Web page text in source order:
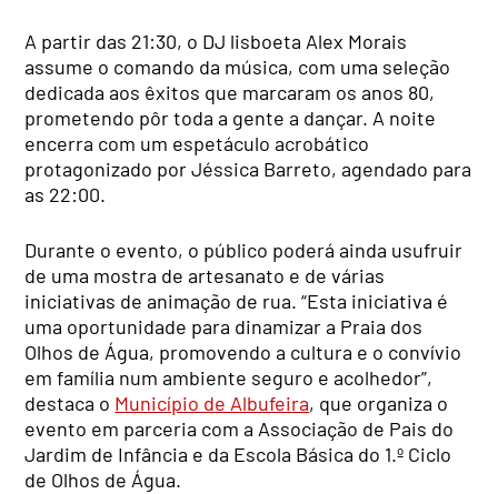
A partir das 21:30, o DJ lisboeta Alex Morais
assume o comando da música, com uma seleção
dedicada aos êxitos que marcaram os anos 80,
prometendo pôr toda a gente a dançar. A noite
encerra com um espetáculo acrobático
protagonizado por Jéssica Barreto, agendado para
as 22:00.
Durante o evento, o público poderá ainda usufruir
de uma mostra de artesanato e de várias
iniciativas de animação de rua. “Esta iniciativa é
uma oportunidade para dinamizar a Praia dos
Olhos de Água, promovendo a cultura e o convívio
em família num ambiente seguro e acolhedor”,
destaca o Município de Albufeira, que organiza o
evento em parceria com a Associação de Pais do
Jardim de Infância e da Escola Básica do 1.º Ciclo
de Olhos de Água.